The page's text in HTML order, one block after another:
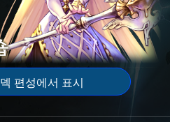
덱 편성에서 표시